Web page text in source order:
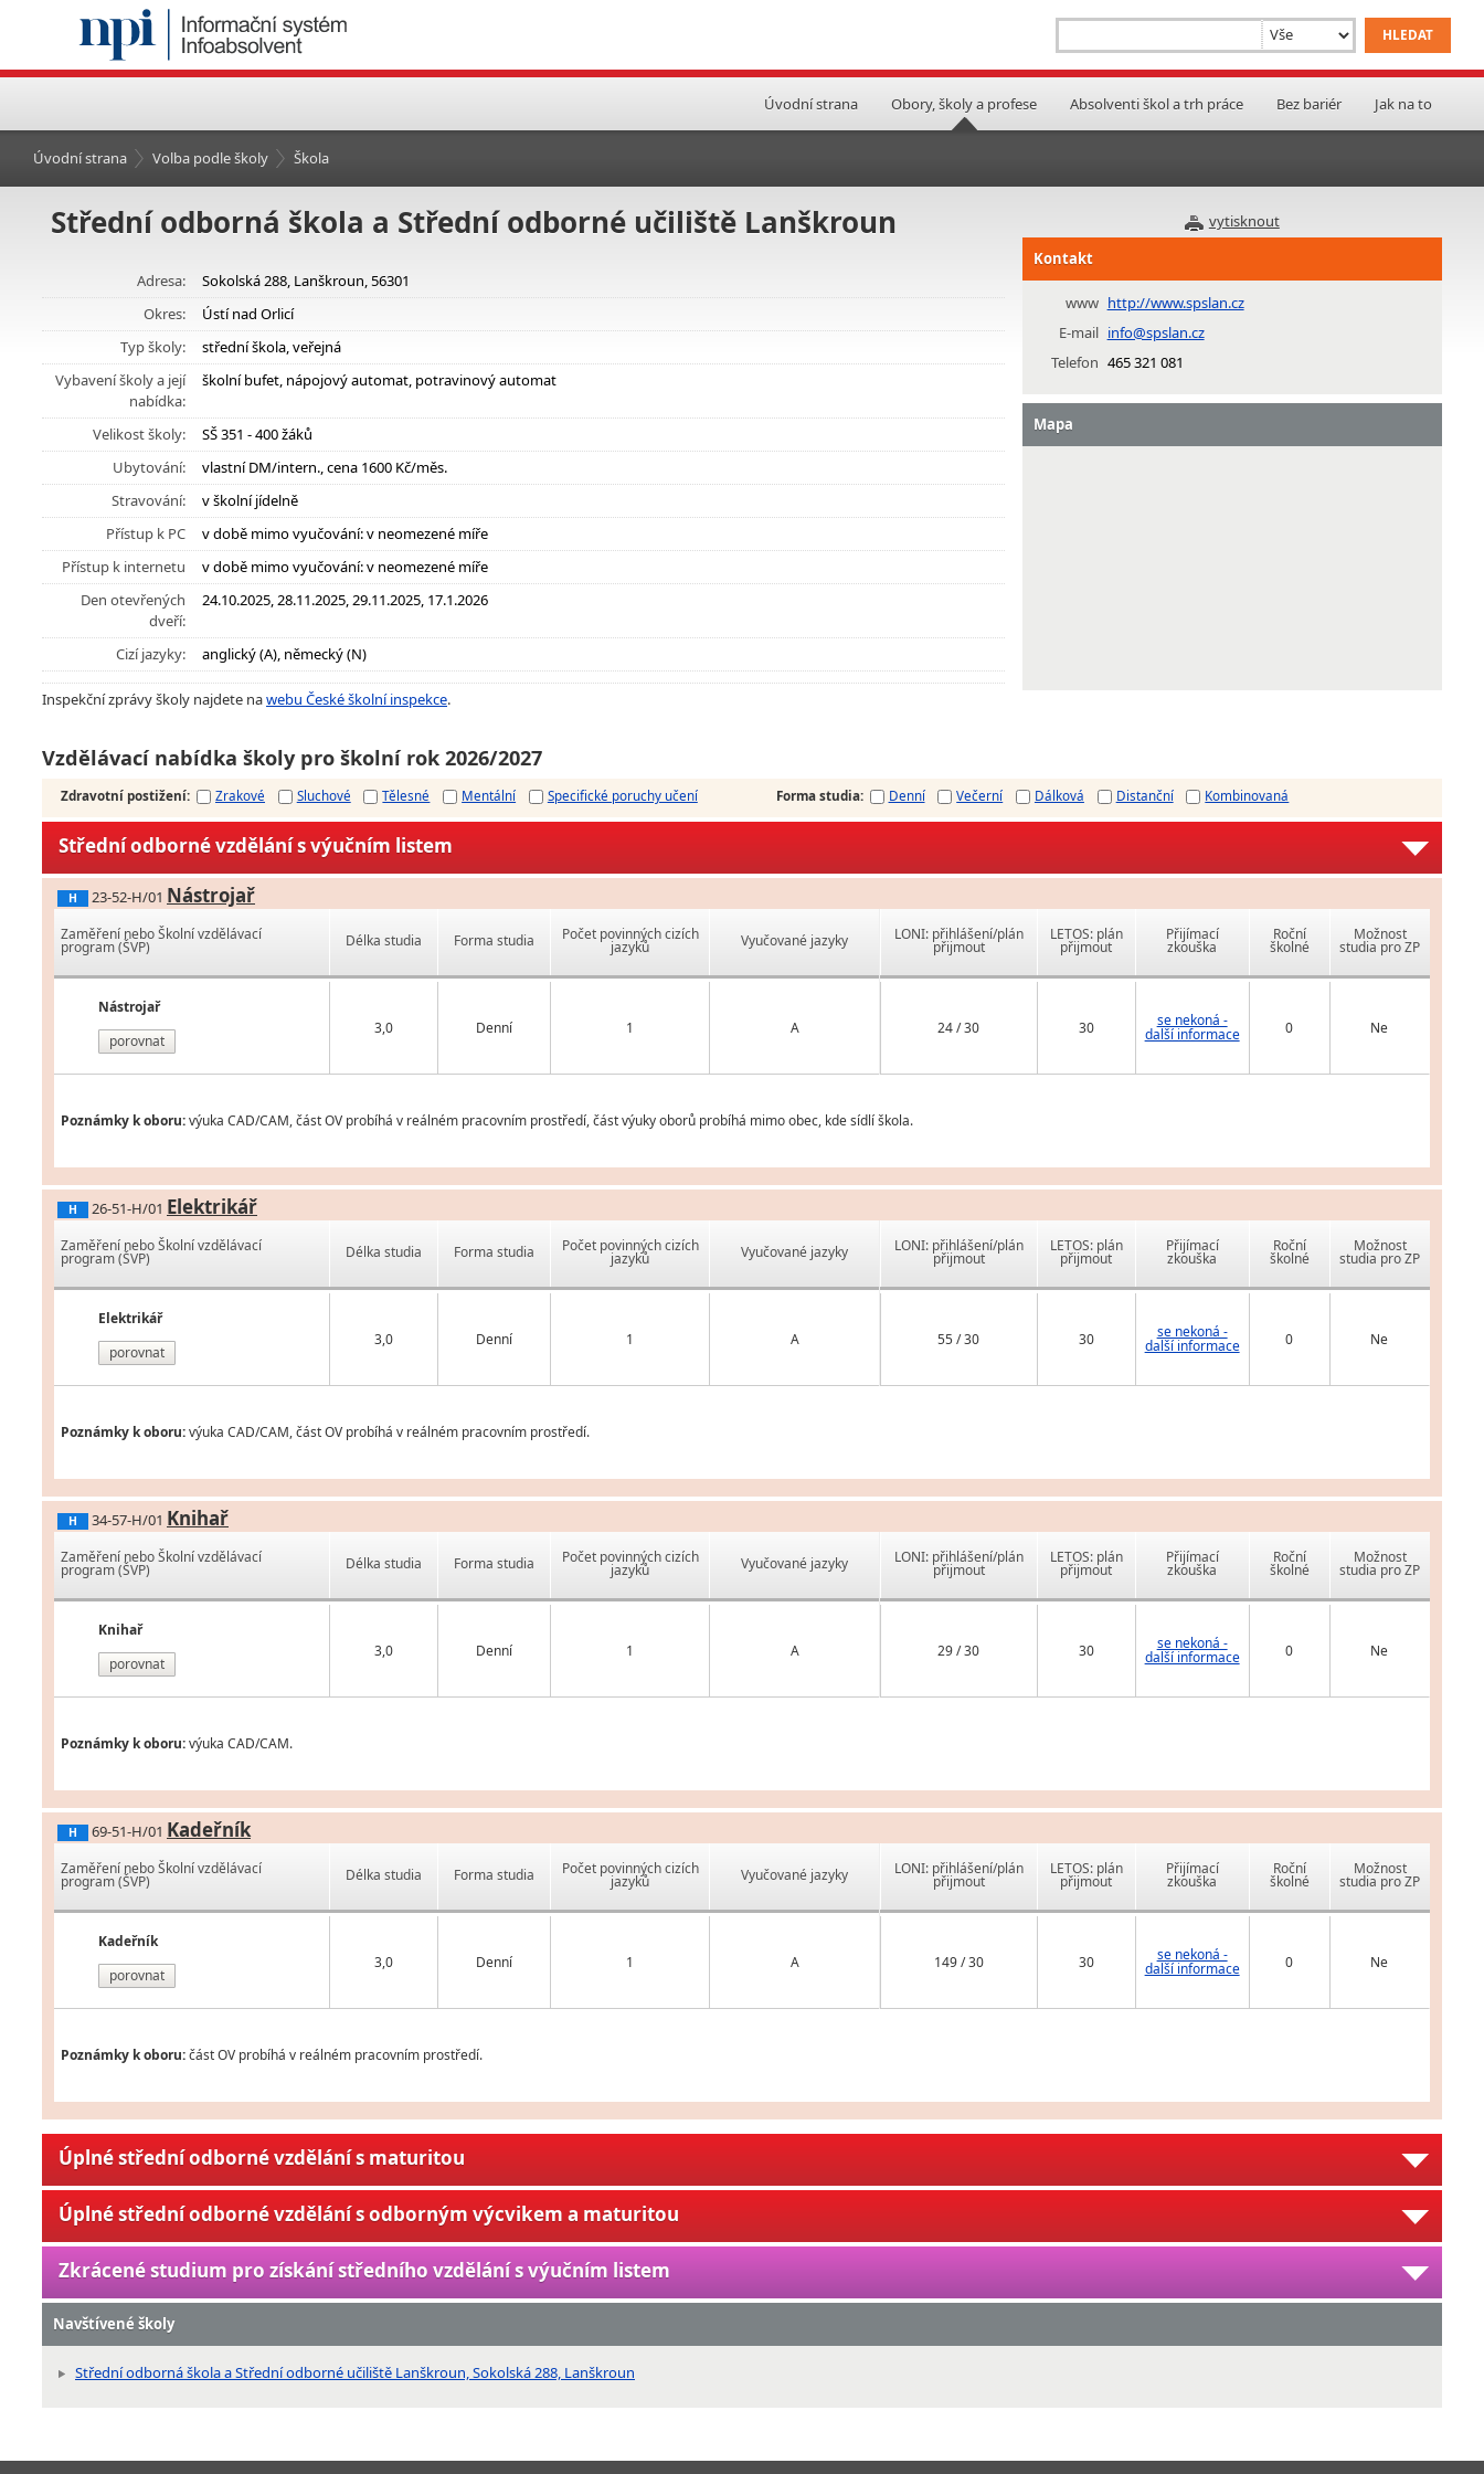
Úvodní strana Obory, školy a profese Absolventi škol a trh práce Bez bariér Jak na to
Úvodní strana Volba podle školy Škola
vytisknout
Střední odborná škola a Střední odborné učiliště Lanškroun
Adresa:
Sokolská 288, Lanškroun, 56301
Okres:
Ústí nad Orlicí
Typ školy:
střední škola, veřejná
Vybavení školy a její
nabídka:
školní bufet, nápojový automat, potravinový automat
Velikost školy:
SŠ 351 - 400 žáků
Ubytování:
vlastní DM/intern., cena 1600 Kč/měs.
Stravování:
v školní jídelně
Přístup k PC
v době mimo vyučování: v neomezené míře
Přístup k internetu
v době mimo vyučování: v neomezené míře
Den otevřených
dveří:
24.10.2025, 28.11.2025, 29.11.2025, 17.1.2026
Cizí jazyky: anglický (A), německý (N)
Inspekční zprávy školy najdete nawebu České školní inspekce.
Kontakt
www http://www.spslan.cz
E-mail info@spslan.cz
Telefon 465 321 081
Mapa
Vzdělávací nabídka školy pro školní rok 2026/2027
Zdravotní postižení: Zrakové Sluchové Tělesné Mentální Specifické poruchy učení Forma studia: Denní Večerní Dálková Distanční Kombinovaná
Střední odborné vzdělání s výučním listem
H 23-52-H/01 Nástrojař
Zaměření nebo Školní vzdělávací
program (ŠVP)
Nástrojař
porovnat
Délka studia Forma studia Počet povinných cizích
jazyků Vyučované jazyky
3,0 Denní 1 A
LONI: přihlášení/plán
přijmout
LETOS: plán
přijmout
Přijímací
zkouška
Roční
školné
Možnost
studia pro ZP
24 / 30 30 se nekoná -
další informace 0 Ne
Poznámky k oboru:výuka CAD/CAM, část OV probíhá v reálném pracovním prostředí, část výuky oborů probíhá mimo obec, kde sídlí škola.
H 26-51-H/01 Elektrikář
Zaměření nebo Školní vzdělávací
program (ŠVP)
Elektrikář
porovnat
Délka studia Forma studia Počet povinných cizích
jazyků Vyučované jazyky
3,0 Denní 1 A
LONI: přihlášení/plán
přijmout
LETOS: plán
přijmout
Přijímací
zkouška
Roční
školné
Možnost
studia pro ZP
55 / 30 30 se nekoná -
další informace 0 Ne
Poznámky k oboru:výuka CAD/CAM, část OV probíhá v reálném pracovním prostředí.
H 34-57-H/01 Knihař
Zaměření nebo Školní vzdělávací
program (ŠVP)
Knihař
porovnat
Délka studia Forma studia Počet povinných cizích
jazyků Vyučované jazyky
3,0 Denní 1 A
LONI: přihlášení/plán
přijmout
LETOS: plán
přijmout
Přijímací
zkouška
Roční
školné
Možnost
studia pro ZP
29 / 30 30 se nekoná -
další informace 0 Ne
Poznámky k oboru:výuka CAD/CAM.
H 69-51-H/01 Kadeřník
Zaměření nebo Školní vzdělávací
program (ŠVP)
Kadeřník
porovnat
Délka studia Forma studia Počet povinných cizích
jazyků Vyučované jazyky
3,0 Denní 1 A
LONI: přihlášení/plán
přijmout
LETOS: plán
přijmout
Přijímací
zkouška
Roční
školné
Možnost
studia pro ZP
149 / 30 30 se nekoná -
další informace 0 Ne
Poznámky k oboru:část OV probíhá v reálném pracovním prostředí.
Úplné střední odborné vzdělání s maturitou
Úplné střední odborné vzdělání s odborným výcvikem a maturitou
Zkrácené studium pro získání středního vzdělání s výučním listem
Navštívené školy
Střední odborná škola a Střední odborné učiliště Lanškroun, Sokolská 288, Lanškroun